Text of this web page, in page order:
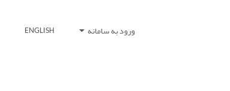
ورود به سامانه ENGLISH